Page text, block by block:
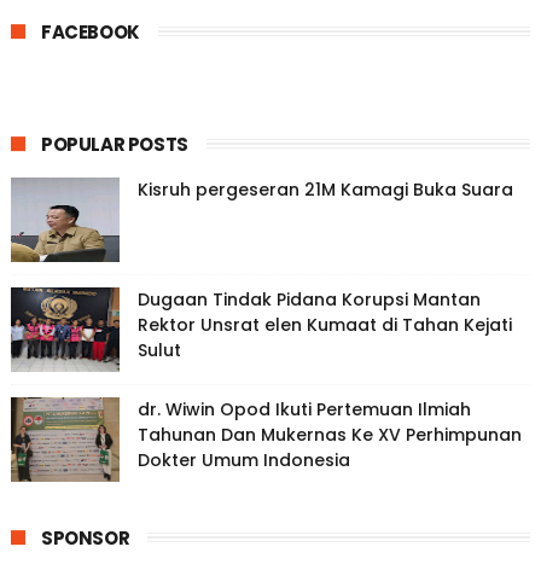
FACEBOOK
POPULAR POSTS
Kisruh pergeseran 21M Kamagi Buka Suara
Dugaan Tindak Pidana Korupsi Mantan
Rektor Unsrat elen Kumaat di Tahan Kejati
Sulut
dr. Wiwin Opod Ikuti Pertemuan Ilmiah
Tahunan Dan Mukernas Ke XV Perhimpunan
Dokter Umum Indonesia
SPONSOR